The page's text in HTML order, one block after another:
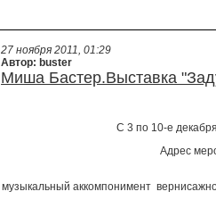
27 ноября 2011, 01:29
Автор: buster
Миша Бастер.Выставка
С 3 по 10-е
Адрес
музыкальный аккомпонимент